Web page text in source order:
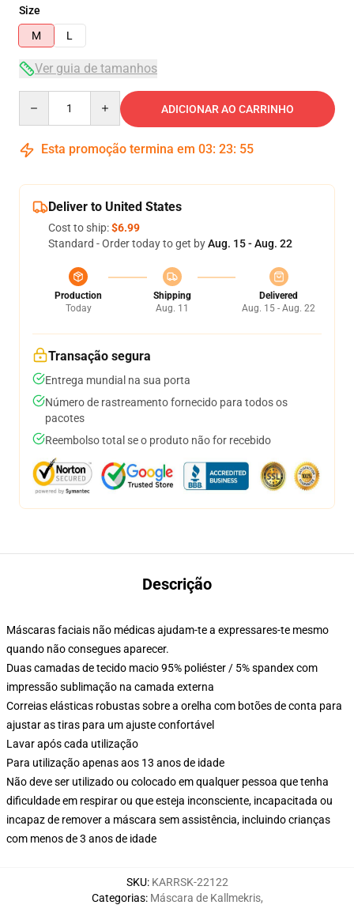
Size
M
L
Ver guia de tamanhos
ADICIONAR AO CARRINHO
Esta promoção termina em 03: 23: 54
Deliver to United States
Cost to ship:$6.99
Standard - Order today to get byAug. 15 - Aug. 22
Production
Today
Shipping
Aug. 11
Delivered
Aug. 15 - Aug. 22
Transação segura
Entrega mundial na sua porta
Número de rastreamento fornecido para todos os
pacotes
Reembolso total se o produto não for recebido
Descrição
Máscaras faciais não médicas ajudam-te a expressares-te mesmo
quando não consegues aparecer.
Duas camadas de tecido macio 95% poliéster / 5% spandex com
impressão sublimação na camada externa
Correias elásticas robustas sobre a orelha com botões de conta para
ajustar as tiras para um ajuste confortável
Lavar após cada utilização
Para utilização apenas aos 13 anos de idade
Não deve ser utilizado ou colocado em qualquer pessoa que tenha
dificuldade em respirar ou que esteja inconsciente, incapacitada ou
incapaz de remover a máscara sem assistência, incluindo crianças
com menos de 3 anos de idade
SKU: KARRSK-22122
Categorias: Máscara de Kallmekris,